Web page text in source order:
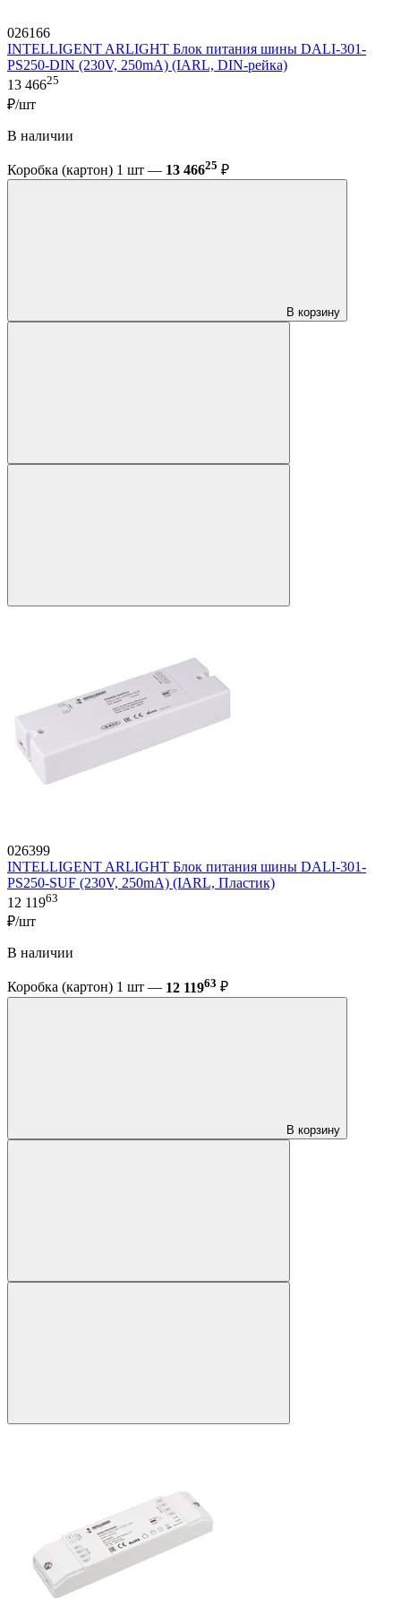
026166
INTELLIGENT ARLIGHT Блок питания шины DALI-301-
PS250-DIN (230V, 250mA) (IARL, DIN-рейка)
13 46625
₽/шт
В наличии
Коробка (картон) 1 шт — 13 46625 ₽
В корзину
026399
INTELLIGENT ARLIGHT Блок питания шины DALI-301-
PS250-SUF (230V, 250mA) (IARL, Пластик)
12 11963
₽/шт
В наличии
Коробка (картон) 1 шт — 12 11963 ₽
В корзину